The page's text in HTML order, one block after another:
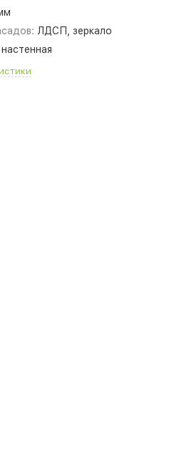
ЛДСП, зеркало
настенная